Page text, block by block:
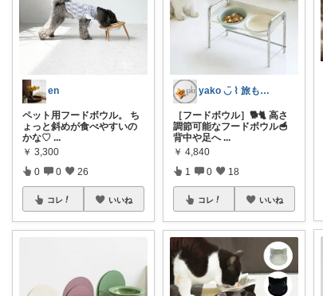
en
ペット用フードボウル。 ち
ょっと斜めが食べやすいの
かな♡ ...
￥ 3,300
0 0 26
コレ いいね
yako ◡̈ ⌇ 旅も日常もおしゃれに
［フードボウル］🐕🐈 高さ
調節可能なフードボウル🥣
背中や足へ ...
￥ 4,840
1 0 18
コレ いいね